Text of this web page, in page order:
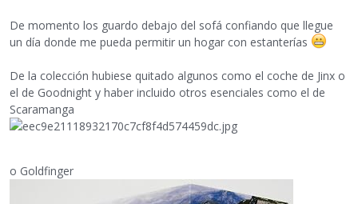
De momento los guardo debajo del sofá confiando que llegue
un día donde me pueda permitir un hogar con estanterías
De la colección hubiese quitado algunos como el coche de Jinx o
el de Goodnight y haber incluido otros esenciales como el de
Scaramanga
o Goldfinger